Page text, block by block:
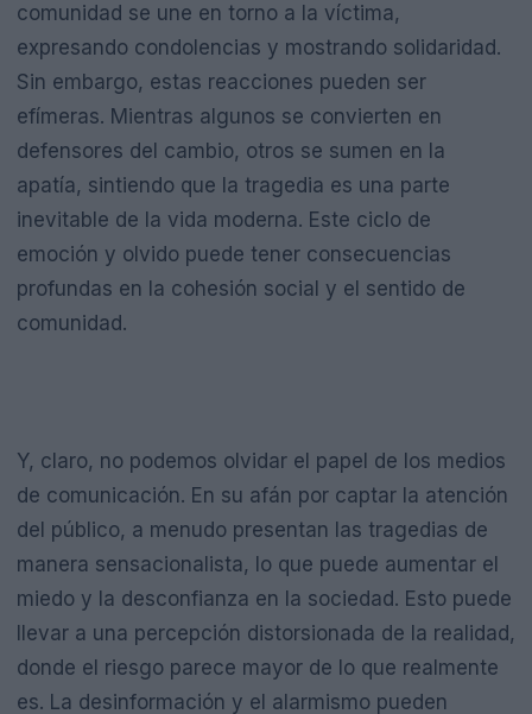
comunidad se une en torno a la víctima,
expresando condolencias y mostrando solidaridad.
Sin embargo, estas reacciones pueden ser
efímeras. Mientras algunos se convierten en
defensores del cambio, otros se sumen en la
apatía, sintiendo que la tragedia es una parte
inevitable de la vida moderna. Este ciclo de
emoción y olvido puede tener consecuencias
profundas en la cohesión social y el sentido de
comunidad.
Y, claro, no podemos olvidar el papel de los medios
de comunicación. En su afán por captar la atención
del público, a menudo presentan las tragedias de
manera sensacionalista, lo que puede aumentar el
miedo y la desconfianza en la sociedad. Esto puede
llevar a una percepción distorsionada de la realidad,
donde el riesgo parece mayor de lo que realmente
es. La desinformación y el alarmismo pueden